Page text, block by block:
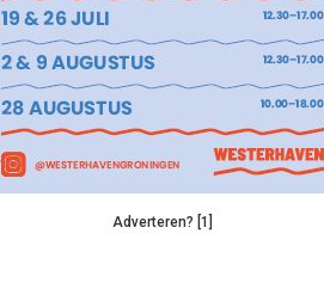
Adverteren? [1]